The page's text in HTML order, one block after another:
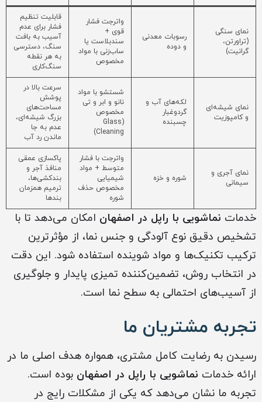
نمای سنگی
(تراورتن،
گرانیت)
رسوبات معدنی
و دوده
واترجت فشار
قوی +
سندبلاست یا
ساب‌زنی با مواد
مخصوص
قابلیت تنظیم
فشار برای عدم
آسیب به بافت
سنگ، دسترسی
به هر نقطه
سنگ‌کاری
نمای شیشه‌ای
و کامپوزیت
لکه‌های آب و
گردوغبار
چسبنده
شستشو با مواد
نانو و ابر و تی
مخصوص
(Glass
Cleaning)
سرعت بالا در
پوشش
مساحت‌های
بزرگ شیشه‌ای،
عدم به جا
ماندن رد آب
نمای آجری و
سیمانی
شوره و خزه
واترجت با فشار
متوسط + مواد
شیمیایی
مخصوص حذف
شوره
پاکسازی عمقی
منافذ آجر و
بندکشی‌ها،
ترمیم همزمان
بندها
خدمات نماشویی با راپل در اصفهان امکان می‌دهد تا با
تشخیص دقیق نوع آلودگی و جنس نما، از مؤثرترین
ترکیب تکنیک‌ها و مواد شوینده استفاده شود. این دقت
در انتخاب روش، تضمین‌کننده تمیزی پایدار و جلوگیری
از آسیب‌های احتمالی به سطح نما است.
تجربه مشتریان ما
رسیدن به رضایت کامل مشتری، همواره هدف اصلی ما در
ارائه خدمات نماشویی با راپل در اصفهان بوده است.
تجربه ما نشان می‌دهد که یکی از مشکلات رایج در